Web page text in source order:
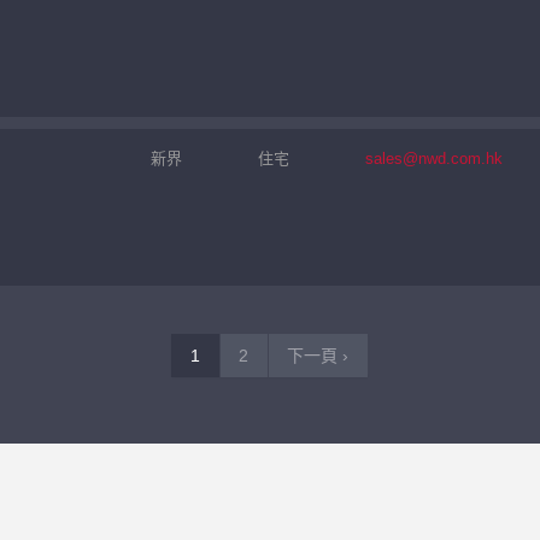
新界 住宅 sales@nwd.com.hk
1 2 下一頁 ›